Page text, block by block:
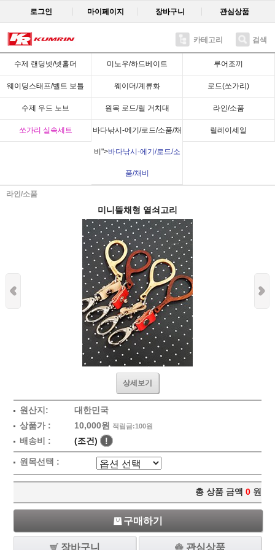
로그인 마이페이지 장바구니 관심상품
카테고리 검색
수제 랜딩넷/넷홀더 미노우/하드베이트 루어조끼
웨이딩스태프/벨트 보틀 웨이더/계류화 로드(쏘가리)
수제 우드 노브 원목 로드/릴 거치대 라인/소품
쏘가리 실속세트 바다낚시-에기/로드/소품/채
비">바다낚시-에기/로드/소
품/채비
릴레이세일
라인/소품
Recent
미니뜰채형 열쇠고리
상세보기
원산지:
대한민국
상품가 :
10,000원 적립금:100원
배송비 : (조건) !
원목선택 :
총 상품 금액 0 원
구매하기
장바구니 관심상품